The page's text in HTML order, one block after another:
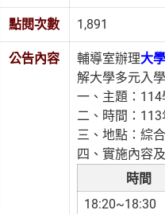
點閱次數 1,891
公告內容 輔導室辦理大
解大學多元入
一、主題：
二、時間：
三、地點：綜
四、實施內容
時間
18:20~18:30